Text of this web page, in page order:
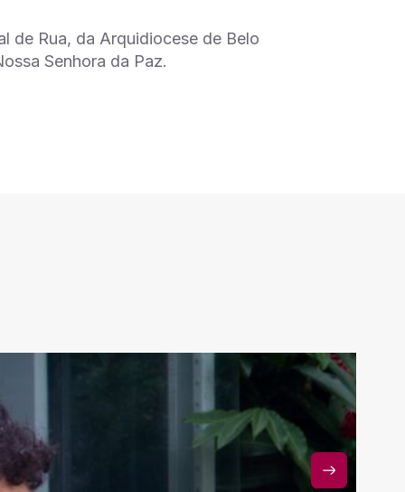
de Rua, da Arquidiocese de Belo
Senhora da Paz.